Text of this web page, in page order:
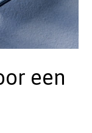
een